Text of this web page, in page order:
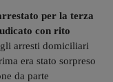
per la terza
con rito
arresti domiciliari
era stato sorpreso
da parte